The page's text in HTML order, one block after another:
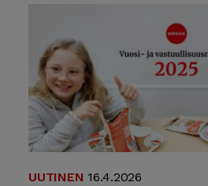
UUTINEN 16.4.2026